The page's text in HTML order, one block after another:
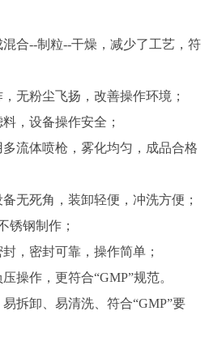
合--制粒--干燥，减少了工艺，符
无粉尘飞扬，改善操作环境；
，设备操作安全；
流体喷枪，雾化均匀，成品合格
无死角，装卸轻便，冲洗方便；
锈钢制作；
，密封可靠，操作简单；
操作，更符合“GMP”规范。
拆卸、易清洗、符合“GMP”要